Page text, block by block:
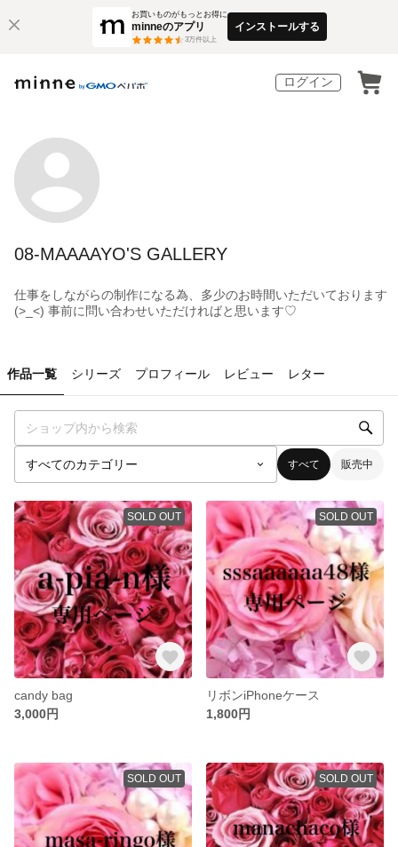
お買いものがもっとお得に
minneのアプリ
3万件以上
インストールする
ログイン
08-MAAAAYO'S GALLERY
仕事をしながらの制作になる為、多少のお時間いただいております
(>_<) 事前に問い合わせいただければと思います♡
作品一覧 シリーズ プロフィール レビュー レター
すべて 販売中
SOLD OUT
candy bag
3,000円
SOLD OUT
リボンiPhoneケース
1,800円
SOLD OUT SOLD OUT